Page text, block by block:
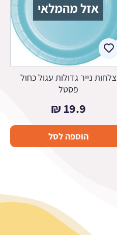
אזל מהמלאי
צלחות נייר גדולות עגול כחול
פסטל
19.9
₪
הוספה לסל